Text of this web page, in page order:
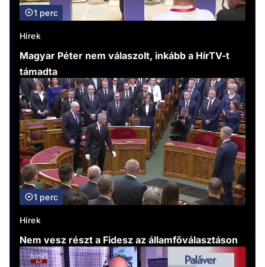
1 perc
Hírek
Magyar Péter nem válaszolt, inkább a HírTV-t
támadta
1 perc
Hírek
Nem vesz részt a Fidesz az államfőválasztáson